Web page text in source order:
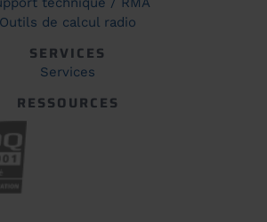
Outils de calcul radio
SERVICES
Services
RESSOURCES